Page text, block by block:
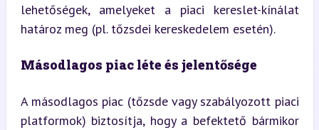
lehetőségek, amelyeket a piaci kereslet-kínálat
határoz meg (pl. tőzsdei kereskedelem esetén).
Másodlagos piac léte és jelentősége
A másodlagos piac (tőzsde vagy szabályozott piaci
platformok) biztosítja, hogy a befektető bármikor